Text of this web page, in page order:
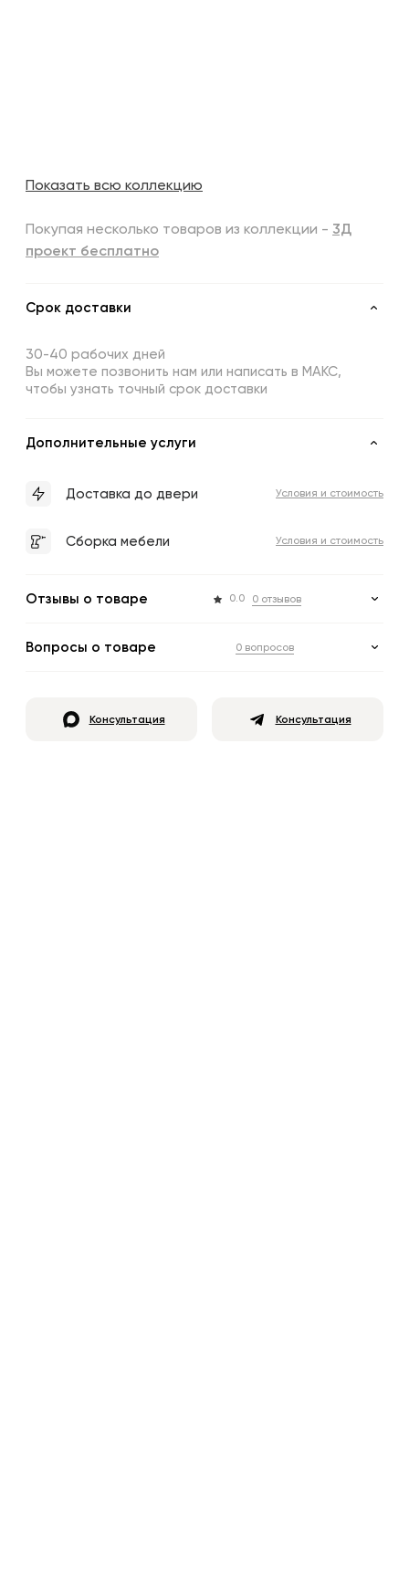
Показать всю коллекцию
Покупая несколько товаров из коллекции - 3Д
проект бесплатно
Срок доставки
30-40 рабочих дней
Вы можете позвонить нам или написать в МАКС,
чтобы узнать точный срок доставки
Дополнительные услуги
Доставка до двери Условия и стоимость
Сборка мебели Условия и стоимость
Отзывы о товаре 0.0 0 отзывов
Вопросы о товаре 0 вопросов
Консультация Консультация